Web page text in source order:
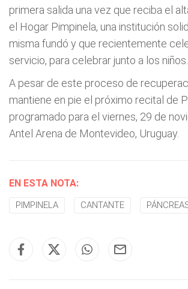
primera salida una vez que reciba el
el Hogar Pimpinela, una institución
misma fundó y que recientemente
servicio, para celebrar junto a los niños.
A pesar de este proceso de
mantiene en pie el próximo recital de
programado para el viernes, 29 de
Antel Arena de Montevideo, Uruguay.
EN ESTA NOTA:
PIMPINELA CANTANTE